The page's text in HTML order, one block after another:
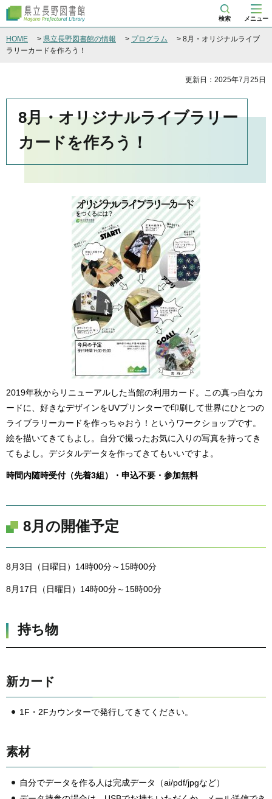
県立長野図書館
検索 メニュー
HOME > 県立長野図書館の情報 > プログラム
> 8月・オリジナルライブ
ラリーカードを作ろう！
更新日：2025年7月25日
8月・オリジナルライブラリー
カードを作ろう！
2019年秋からリニューアルした当館の利用カード。この真っ白なカ
ードに、好きなデザインをUVプリンターで印刷して世界にひとつの
ライブラリーカードを作っちゃおう！というワークショップです。
絵を描いてきてもよし。自分で撮ったお気に入りの写真を持ってき
てもよし。デジタルデータを作ってきてもいいですよ。
時間内随時受付（先着3組）・申込不要・参加無料
8月の開催予定
8月3日（日曜日）14時00分～15時00分
8月17日（日曜日）14時00分～15時00分
持ち物
新カード
1F・2Fカウンターで発行してきてください。
素材
自分でデータを作る人は完成データ（ai/pdf/jpgなど）